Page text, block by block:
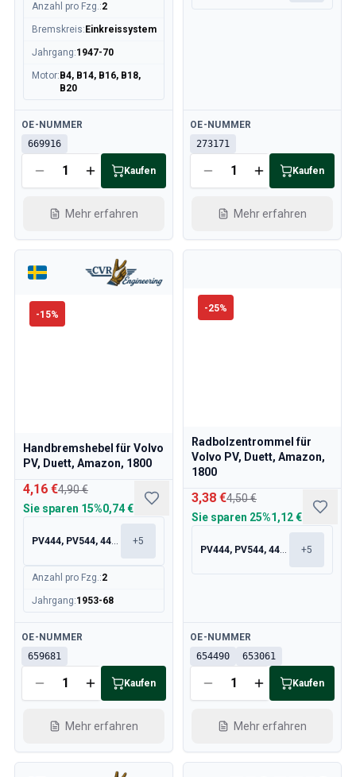
Anzahl pro Fzg.:2
Bremskreis: Einkreissystem
Jahrgang:1947-70
Motor: B4, B14, B16, B18,
B20
Verfügbar
OE-NUMMER
669916
Kaufen
Mehr erfahren
Verfügbar
OE-NUMMER
273171
Kaufen
Mehr erfahren
-15%
Handbremshebel für Volvo
PV, Duett, Amazon, 1800
4,16 €4,90 €
Sie sparen 15%0,74 €
PV444, PV544, 445, 210 +5
Anzahl pro Fzg.:2
Jahrgang:1953-68
Verfügbar
OE-NUMMER
659681
Kaufen
Mehr erfahren
-25%
Radbolzentrommel für
Volvo PV, Duett, Amazon,
1800
3,38 €4,50 €
Sie sparen 25%1,12 €
PV444, PV544, 445, 210 +5
Verfügbar
OE-NUMMER
654490
653061
Kaufen
Mehr erfahren